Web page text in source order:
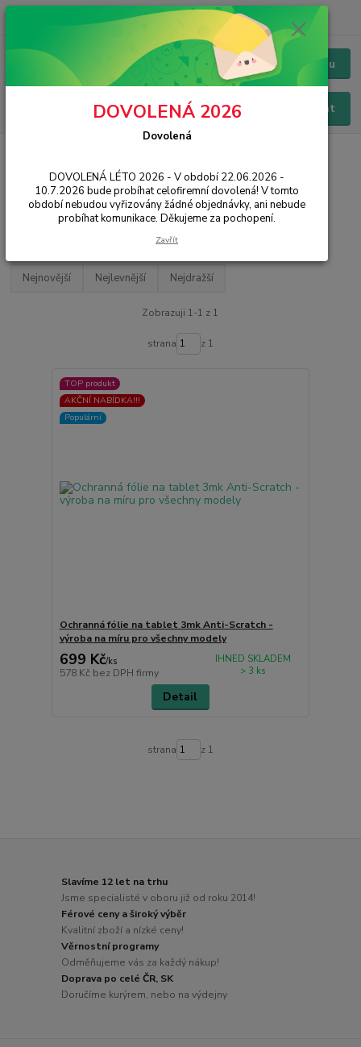
Menu
Hledat
Chat / Online podpora - 24/7
Android
Filtr - výrobci a parametry
Nejnovější Nejlevnější Nejdražší
Zobrazuji 1-1 z 1
strana z 1
TOP produkt
AKČNÍ NABÍDKA!!!
Populární
Ochranná fólie na tablet 3mk Anti-Scratch -
výroba na míru pro všechny modely
699 Kč/ks
578 Kč bez DPH firmy
IHNED SKLADEM
> 3 ks
Detail
strana z 1
Slavíme 12 let na trhu
Jsme specialisté v oboru již od roku 2014!
Férové ceny a široký výběr
Kvalitní zboží a nízké ceny!
Věrnostní programy
Odměňujeme vás za každý nákup!
Doprava po celé ČR, SK
Doručíme kurýrem, nebo na výdejny
DOVOLENÁ 2026
Dovolená
DOVOLENÁ LÉTO 2026 - V období 22.06.2026 -
10.7.2026 bude probíhat celofiremní dovolená! V tomto
období nebudou vyřizovány žádné objednávky, ani nebude
probíhat komunikace. Děkujeme za pochopení.
Zavřít